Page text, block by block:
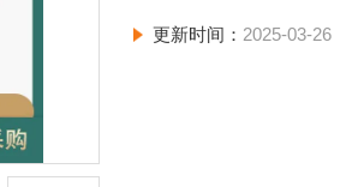
更新时间： 2025-03-26